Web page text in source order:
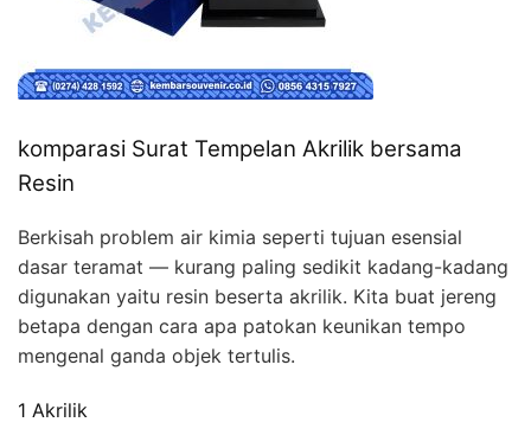
komparasi Surat Tempelan Akrilik bersama
Resin
Berkisah problem air kimia seperti tujuan esensial
dasar teramat — kurang paling sedikit kadang-kadang
digunakan yaitu resin beserta akrilik. Kita buat jereng
betapa dengan cara apa patokan keunikan tempo
mengenal ganda objek tertulis.
1 Akrilik